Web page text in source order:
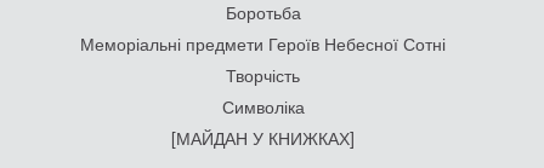
Боротьба
Меморіальні предмети Героїв Небесної Сотні
Творчість
Символіка
[МАЙДАН У КНИЖКАХ]